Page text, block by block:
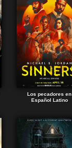
Los pecadores en
Español Latino